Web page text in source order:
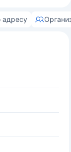
адресу